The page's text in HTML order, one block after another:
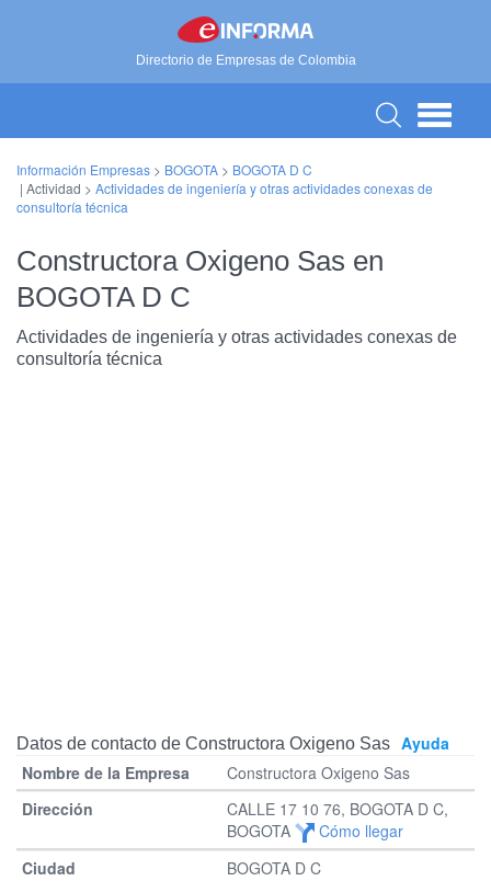
Directorio de Empresas de Colombia
Información Empresas > BOGOTA > BOGOTA D C
| Actividad > Actividades de ingeniería y otras actividades conexas de
consultoría técnica
Constructora Oxigeno Sas en
BOGOTA D C
Actividades de ingeniería y otras actividades conexas de
consultoría técnica
Datos de contacto de Constructora Oxigeno Sas Ayuda
Constructora Oxigeno Sas
CALLE 17 10 76, BOGOTA D C,
BOGOTA
Cómo llegar
BOGOTA D C